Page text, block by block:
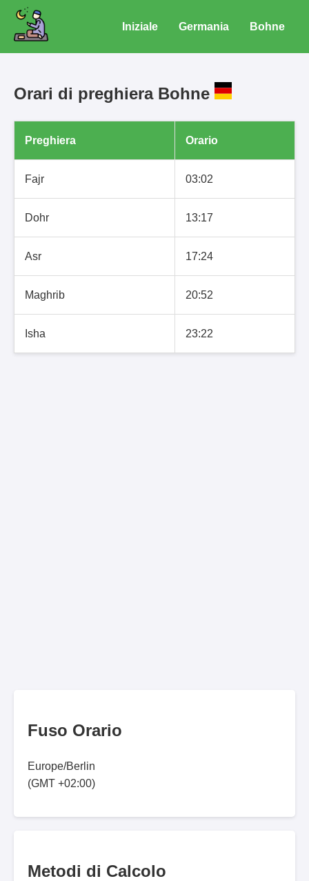
Iniziale Germania Bohne
Orari di preghiera Bohne
Preghiera Orario
Fajr 03:02
Dohr 13:17
Asr 17:24
Maghrib 20:52
Isha 23:22
Fuso Orario
Europe/Berlin
(GMT +02:00)
Metodi di Calcolo